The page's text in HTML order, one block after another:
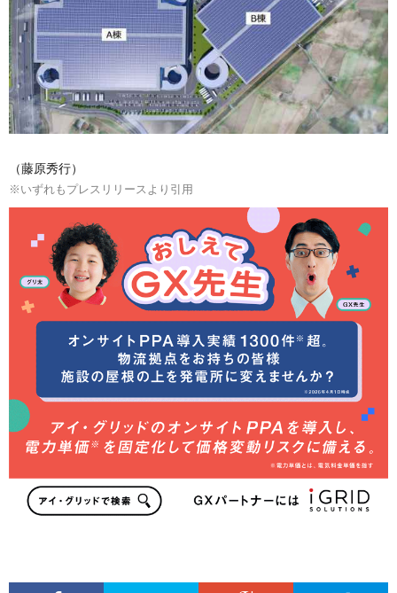
（藤原秀行）
※いずれもプレスリリースより引用